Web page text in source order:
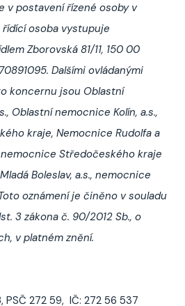
v postavení řízené osoby v
osoba vystupuje
Zborovská 81/11, 150 00
Dalšími ovládanými
koncernu jsou Oblastní
Oblastní nemocnice Kolín, a.s.,
kraje, Nemocnice Rudolfa a
nemocnice Středočeského kraje
Boleslav, a.s., nemocnice
oznámení je činěno v souladu
3 zákona č. 90/2012 Sb., o
v platném znění.
PSČ 272 59, IČ: 272 56 537